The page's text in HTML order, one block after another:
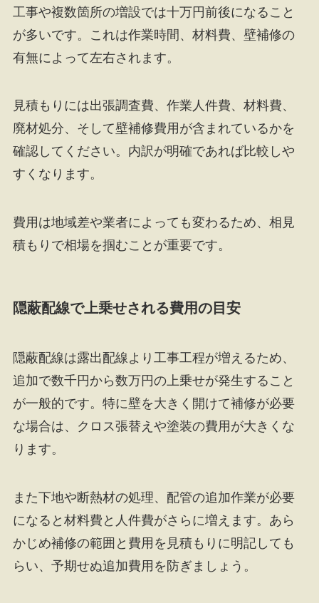
工事や複数箇所の増設では十万円前後になること
が多いです。これは作業時間、材料費、壁補修の
有無によって左右されます。
見積もりには出張調査費、作業人件費、材料費、
廃材処分、そして壁補修費用が含まれているかを
確認してください。内訳が明確であれば比較しや
すくなります。
費用は地域差や業者によっても変わるため、相見
積もりで相場を掴むことが重要です。
隠蔽配線で上乗せされる費用の目安
隠蔽配線は露出配線より工事工程が増えるため、
追加で数千円から数万円の上乗せが発生すること
が一般的です。特に壁を大きく開けて補修が必要
な場合は、クロス張替えや塗装の費用が大きくな
ります。
また下地や断熱材の処理、配管の追加作業が必要
になると材料費と人件費がさらに増えます。あら
かじめ補修の範囲と費用を見積もりに明記しても
らい、予期せぬ追加費用を防ぎましょう。